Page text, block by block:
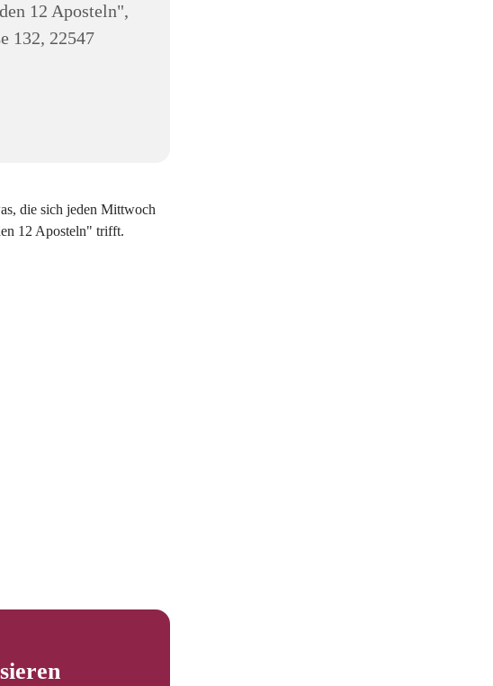
12 Aposteln",
132, 22547
die sich jeden Mittwoch
12 Aposteln" trifft.